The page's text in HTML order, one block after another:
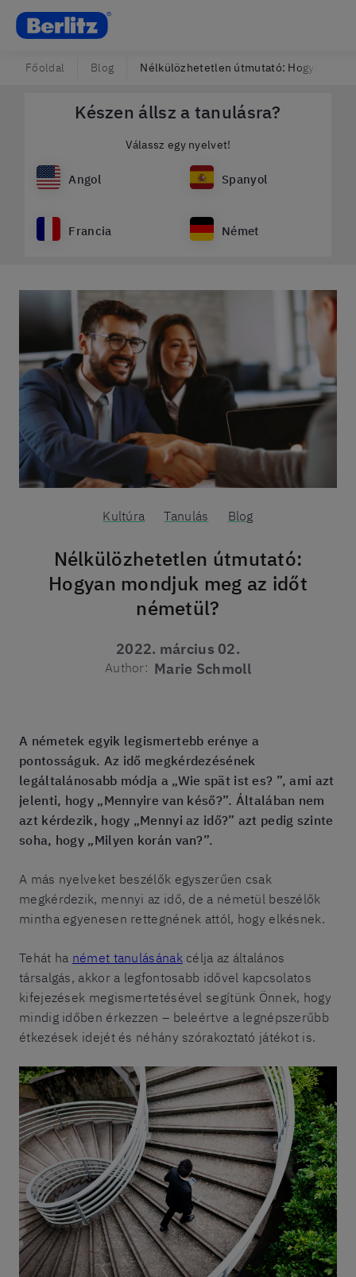
Berlitz Hungary
Főoldal Blog Nélkülözhetetlen útmutató: Hogyan
Készen állsz a tanulásra?
Válassz egy nyelvet!
Angol Spanyol
Francia Német
Kultúra Tanulás Blog
Nélkülözhetetlen útmutató:
Hogyan mondjuk meg az időt
németül?
2022. március 02.
Author: Marie Schmoll
A németek egyik legismertebb erénye a
pontosságuk. Az idő megkérdezésének
legáltalánosabb módja a „Wie spät ist es? ”, ami azt
jelenti, hogy „Mennyire van késő?”. Általában nem
azt kérdezik, hogy „Mennyi az idő?” azt pedig szinte
soha, hogy „Milyen korán van?”.
A más nyelveket beszélők egyszerűen csak
megkérdezik, mennyi az idő, de a németül beszélők
mintha egyenesen rettegnének attól, hogy elkésnek.
Tehát ha német tanulásának célja az általános
társalgás, akkor a legfontosabb idővel kapcsolatos
kifejezések megismertetésével segítünk Önnek, hogy
mindig időben érkezzen – beleértve a legnépszerűbb
étkezések idejét és néhány szórakoztató játékot is.